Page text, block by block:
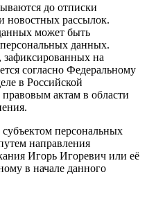
до отписки
новостных рассылок.
может быть
данных.
на
согласно Федеральному
в Российской
актам в области
персональных
направления
Игорь Игоревич или её
в начале данного